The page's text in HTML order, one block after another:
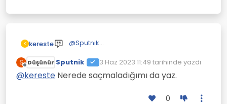
K kereste @Sputnik
S
Çevrimdışı
Düşünür Sputnik 3 Haz 2023 11:49 tarihinde yazdı
Son düzenleyen:
@kereste Nerede saçmaladığımı da yaz.
0